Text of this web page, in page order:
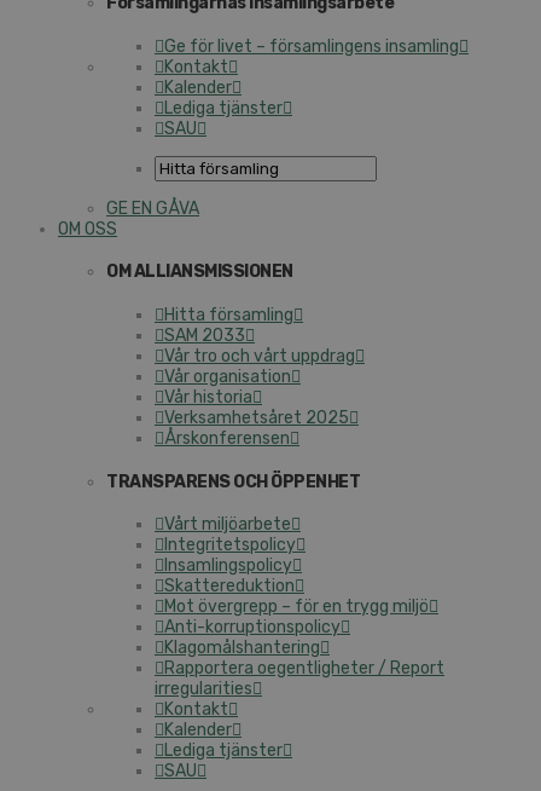
Ge för livet – församlingens insamling
Kontakt
Kalender
Lediga tjänster
SAU
GE EN GÅVA
OM OSS
OM ALLIANSMISSIONEN
Hitta församling
SAM 2033
Vår tro och vårt uppdrag
Vår organisation
Vår historia
Verksamhetsåret 2025
Årskonferensen
TRANSPARENS OCH ÖPPENHET
Vårt miljöarbete
Integritetspolicy
Insamlingspolicy
Skattereduktion
Mot övergrepp – för en trygg miljö
Anti-korruptionspolicy
Klagomålshantering
Rapportera oegentligheter / Report
irregularities
Kontakt
Kalender
Lediga tjänster
SAU